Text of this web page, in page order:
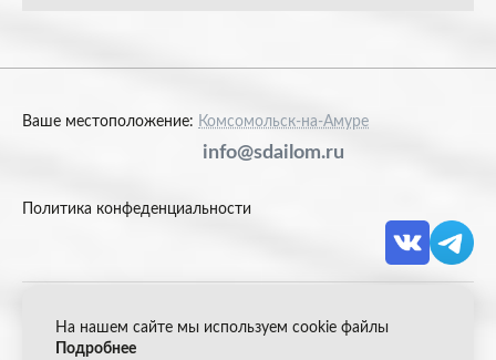
Ваше местоположение: Комсомольск-на-Амуре
info@sdailom.ru
Политика конфеденциальности
© 2026 Акрон Скрап
На нашем сайте мы используем cookie файлы
Подробнее